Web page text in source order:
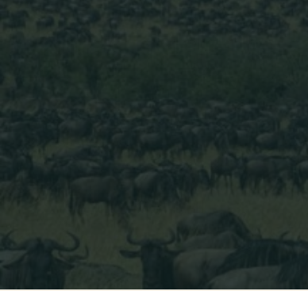
gran migración en el Serengeti
merece la pena ver al menos una
Ahora bien, hay una idea clave que
cartel, horarios y food trucks. Es un
instinto de supervivencia.
Por eso, si estás pensando en viajar a
la pregunta correcta no es solo
En esta guía encontrarás una
migración en Tanzania, qué zonas
safari con expectativas realistas.